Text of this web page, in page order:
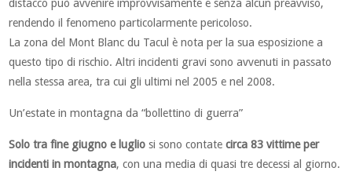
distacco può avvenire improvvisamente e senza alcun preavviso,
rendendo il fenomeno particolarmente pericoloso.
La zona del Mont Blanc du Tacul è nota per la sua esposizione a
questo tipo di rischio. Altri incidenti gravi sono avvenuti in passato
nella stessa area, tra cui gli ultimi nel 2005 e nel 2008.
Un’estate in montagna da “bollettino di guerra”
Solo tra fine giugno e luglio si sono contatecirca 83 vittime per
incidenti in montagna, con una media di quasi tre decessi al giorno.